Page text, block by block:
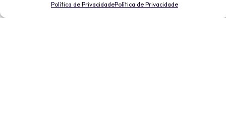
Política de PrivacidadePolítica de Privacidade